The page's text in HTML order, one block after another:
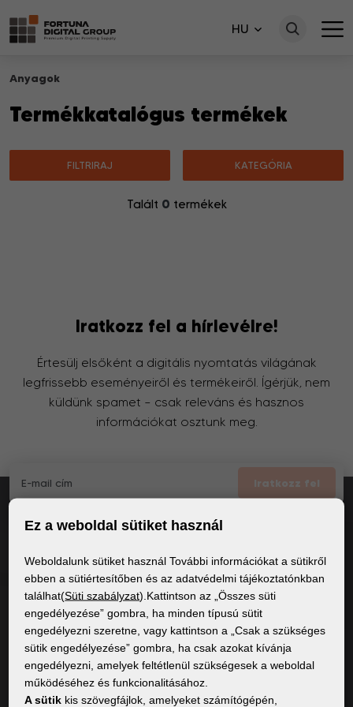
HU
Anyagok
Termékkatalógus termékek
FILTRIRAJ KATEGÓRIA
Talált 0 termékek
Iratkozz fel a hírlevélre!
Értesülj elsőként a digitális nyomtatás világának
legfrissebb eseményeiről és termékeiről. Ígérjük, nem
küldünk spamet – csak releváns és hasznos
információkat osztunk meg.
Iratkozz fel
Elfogadoma GDPR általános feltételei
ÁLTALÁNOS INFORMÁCIÓK
Adatvédelmi irányelvek
Sütiszabályzat
TARTALOM
Ez a weboldal sütiket használ
Weboldalunk sütiket használ További információkat a sütikről
ebben a sütiértesítőben és az adatvédelmi tájékoztatónkban
találhat(Süti szabályzat).Kattintson az „Összes süti
engedélyezése” gombra, ha minden típusú sütit
engedélyezni szeretne, vagy kattintson a „Csak a szükséges
sütik engedélyezése” gombra, ha csak azokat kívánja
engedélyezni, amelyek feltétlenül szükségesek a weboldal
működéséhez és funkcionalitásához.
A sütik kis szövegfájlok, amelyeket számítógépén,